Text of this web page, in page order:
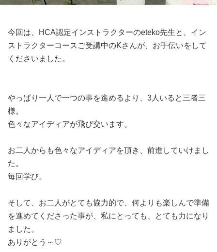
今回は、HCA認定インストラクターのeteko先生と、イン
ストラクターコースご受講中のKさんが、お手伝いをして
くださいました。
やっぱり一人で一つの事を進めるより、3人いると三者三
様。
色々なアイディアが飛び交います。
お二人からも色々なアイディアを頂き、前進していけまし
た。
毎回学び。
そして、お二人がとても協力的で、何よりも楽しんで準備
を進めてくださった事が、私にとっても、とても力になり
ました。
ありがとう～♡